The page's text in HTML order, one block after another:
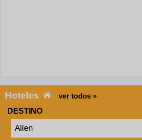
Hoteles
ver todos »
DESTINO